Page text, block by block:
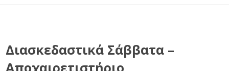
Διασκεδαστικά Σάββατα –
Αποχαιρετιστήριο